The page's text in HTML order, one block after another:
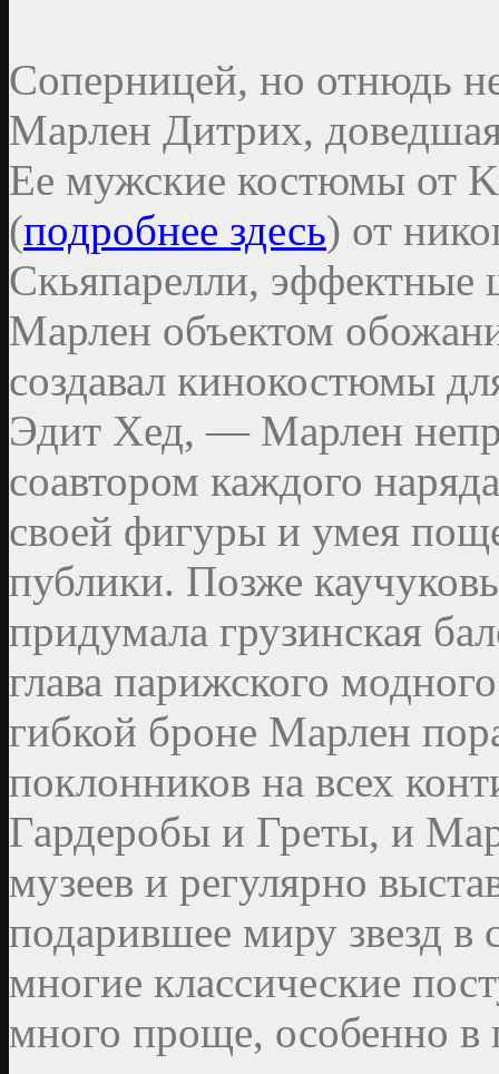
Соперницей, но отнюдь
Марлен Дитрих, доведшая
Ее мужские костюмы от
(подробнее здесь) от
Скьяпарелли, эффектные
Марлен объектом
создавал кинокостюмы
Эдит Хед, — Марлен
соавтором каждого
своей фигуры и умея
публики. Позже
придумала грузинская
глава парижского
гибкой броне Марлен
поклонников на всех
Гардеробы и Греты, и
музеев и регулярно
подарившее миру звезд в
многие классические
много проще, особенно в